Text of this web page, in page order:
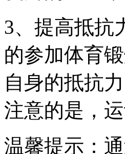
3、提高抵抗
的参加体育
自身的抵抗
注意的是，
温馨提示：